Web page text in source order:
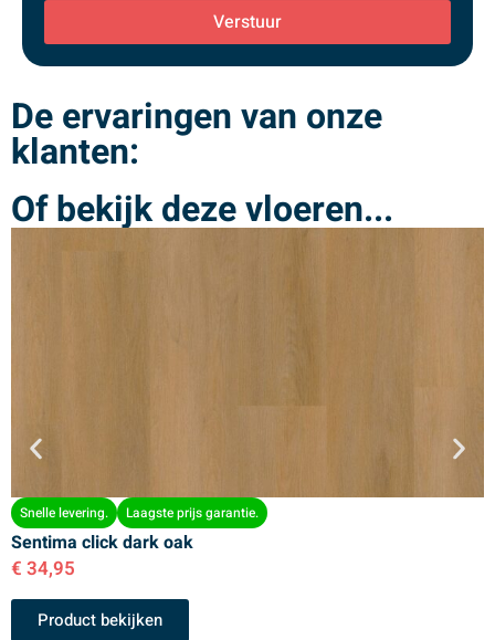
Verstuur
De ervaringen van onze
klanten:
Of bekijk deze vloeren...
Snelle levering. Laagste prijs garantie.
Sentima click dark oak
€ 34,95
Product bekijken